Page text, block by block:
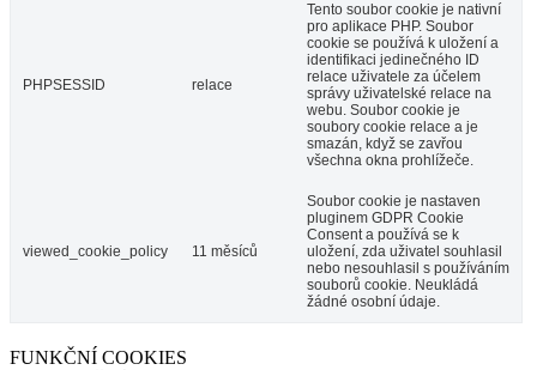
PHPSESSID relace
Tento soubor cookie je nativní
pro aplikace PHP. Soubor
cookie se používá k uložení a
identifikaci jedinečného ID
relace uživatele za účelem
správy uživatelské relace na
webu. Soubor cookie je
soubory cookie relace a je
smazán, když se zavřou
všechna okna prohlížeče.
viewed_cookie_policy 11 měsíců
Soubor cookie je nastaven
pluginem GDPR Cookie
Consent a používá se k
uložení, zda uživatel souhlasil
nebo nesouhlasil s používáním
souborů cookie. Neukládá
žádné osobní údaje.
FUNKČNÍ COOKIES